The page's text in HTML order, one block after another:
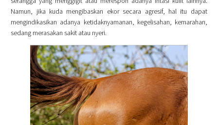
Namun, jika kuda mengibaskan ekor secara agresif, hal itu dapat
mengindikasikan adanya ketidaknyamanan, kegelisahan, kemarahan,
sedang merasakan sakit atau nyeri.